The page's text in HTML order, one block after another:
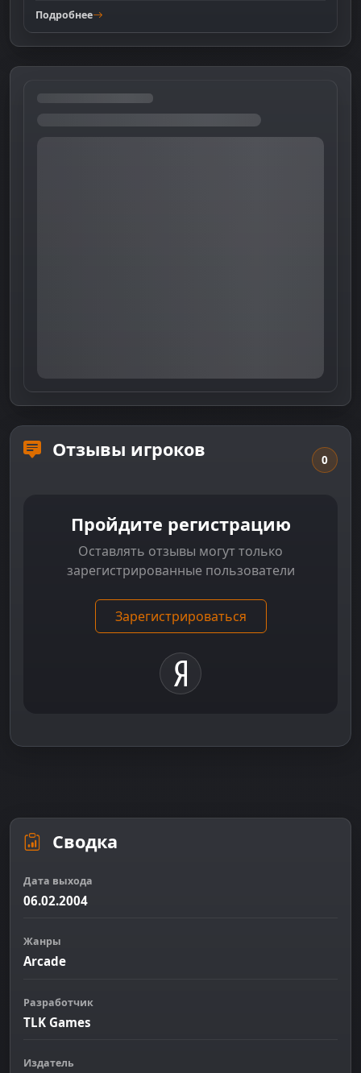
Подробнее
Отзывы игроков 0
Пройдите регистрацию
Оставлять отзывы могут только
зарегистрированные пользователи
Зарегистрироваться
Сводка
Дата выхода
06.02.2004
Жанры
Arcade
Разработчик
TLK Games
Издатель